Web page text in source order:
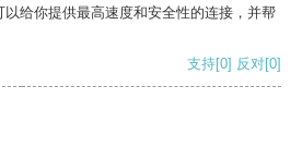
给你提供最高速度和安全性的连接，并帮
支持[0] 反对[0]